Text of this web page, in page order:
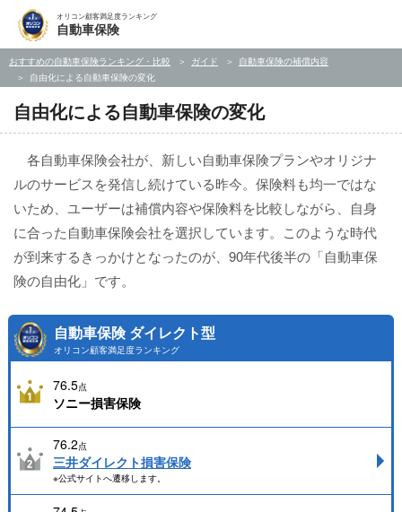
オリコン顧客満足度ランキング
自動車保険
おすすめの自動車保険ランキング・比較 ガイド
自動車保険の補償内容
自由化による自動車保険の変化
自由化による自動車保険の変化
各自動車保険会社が、新しい自動車保険プランやオリジナ
ルのサービスを発信し続けている昨今。保険料も均一ではな
いため、ユーザーは補償内容や保険料を比較しながら、自身
に合った自動車保険会社を選択しています。このような時代
が到来するきっかけとなったのが、90年代後半の「自動車保
険の自由化」です。
自動車保険 ダイレクト型
オリコン顧客満足度ランキング
76.5点
ソニー損害保険
76.2点
三井ダイレクト損害保険
※公式サイトへ遷移します。